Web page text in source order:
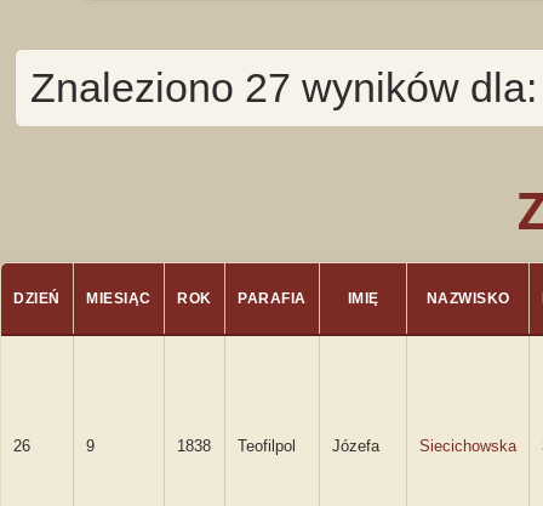
Znaleziono 27 wyników
DZIEŃ MIESIĄC ROK PARAFIA IMIĘ NAZWISKO
26 9 1838 Teofilpol Józefa Siecichowska